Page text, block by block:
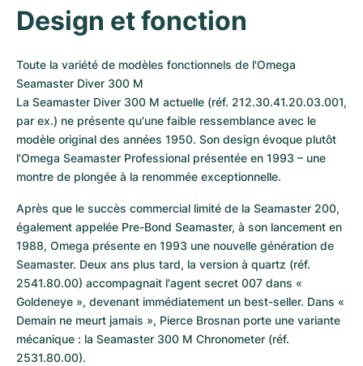
Design et fonction
Toute la variété de modèles fonctionnels de l'Omega
Seamaster Diver 300 M
La Seamaster Diver 300 M actuelle (réf. 212.30.41.20.03.001,
par ex.) ne présente qu'une faible ressemblance avec le
modèle original des années 1950. Son design évoque plutôt
l'Omega Seamaster Professional présentée en 1993 – une
montre de plongée à la renommée exceptionnelle.
Après que le succès commercial limité de la Seamaster 200,
également appelée Pre-Bond Seamaster, à son lancement en
1988, Omega présente en 1993 une nouvelle génération de
Seamaster. Deux ans plus tard, la version à quartz (réf.
2541.80.00) accompagnait l'agent secret 007 dans «
Goldeneye », devenant immédiatement un best-seller. Dans «
Demain ne meurt jamais », Pierce Brosnan porte une variante
mécanique : la Seamaster 300 M Chronometer (réf.
2531.80.00).